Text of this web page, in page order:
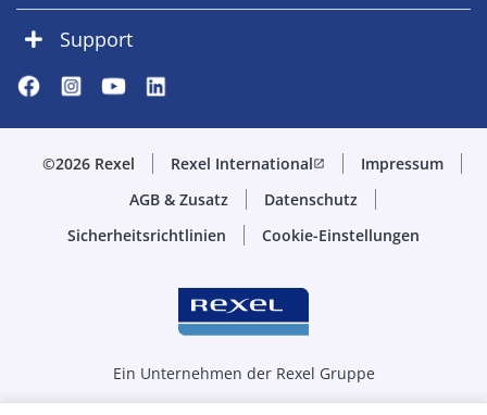
Support
©2026 Rexel Rexel Internationalopen_in_new
Impressum
AGB & Zusatz
Datenschutz
Sicherheitsrichtlinien
Cookie-Einstellungen
Ein Unternehmen der Rexel Gruppe